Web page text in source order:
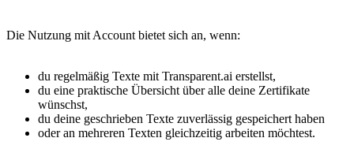
Die Nutzung mit Account bietet sich an, wenn:
du regelmäßig Texte mit Transparent.ai erstellst,
du eine praktische Übersicht über alle deine Zertifikate
wünschst,
du deine geschrieben Texte zuverlässig gespeichert haben
oder an mehreren Texten gleichzeitig arbeiten möchtest.